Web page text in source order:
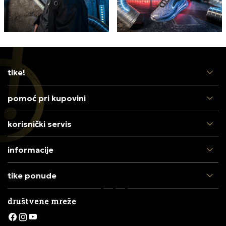
tike!
pomoć pri kupovini
korisnički servis
informacije
tike ponude
društvene mreže